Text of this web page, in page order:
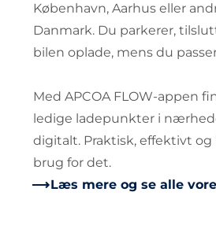
København, Aarhus eller
Danmark. Du parkerer,
bilen oplade, mens du
Med APCOA FLOW-appen
ledige ladepunkter i
digitalt. Praktisk, effektivt og
brug for det.
Læs mere og se alle